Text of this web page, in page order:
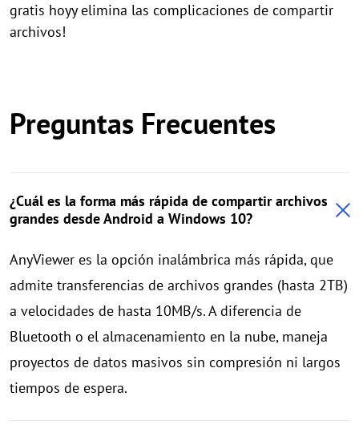
gratis hoyy elimina las complicaciones de compartir
archivos!
Preguntas Frecuentes
¿Cuál es la forma más rápida de compartir archivos
grandes desde Android a Windows 10?
AnyViewer es la opción inalámbrica más rápida, que
admite transferencias de archivos grandes (hasta 2TB)
a velocidades de hasta 10MB/s. A diferencia de
Bluetooth o el almacenamiento en la nube, maneja
proyectos de datos masivos sin compresión ni largos
tiempos de espera.